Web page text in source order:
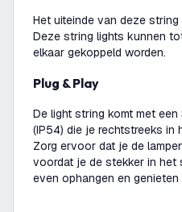
Het uiteinde van deze string
Deze string lights kunnen
elkaar gekoppeld worden.
Plug & Play
De light string komt met
(IP54) die je rechtstreeks
Zorg ervoor dat je de
voordat je de stekker in
even ophangen en genieten